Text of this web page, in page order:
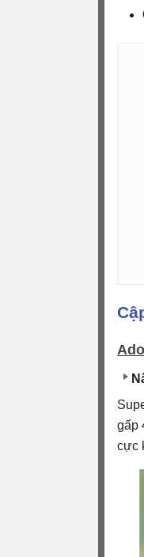
gấp
cực